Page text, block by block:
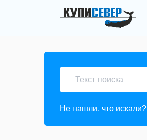
Не нашли, что искали?